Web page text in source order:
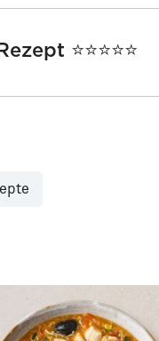
⭐⭐⭐⭐⭐